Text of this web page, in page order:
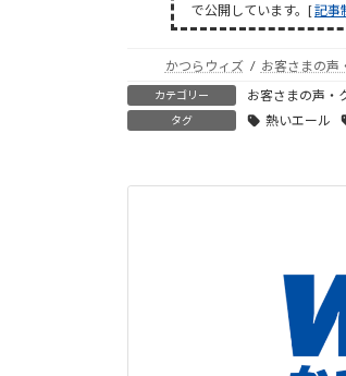
で公開しています。[記事
かつらウィズ お客さまの声
カテゴリー お客さまの声・
タグ 熱いエール